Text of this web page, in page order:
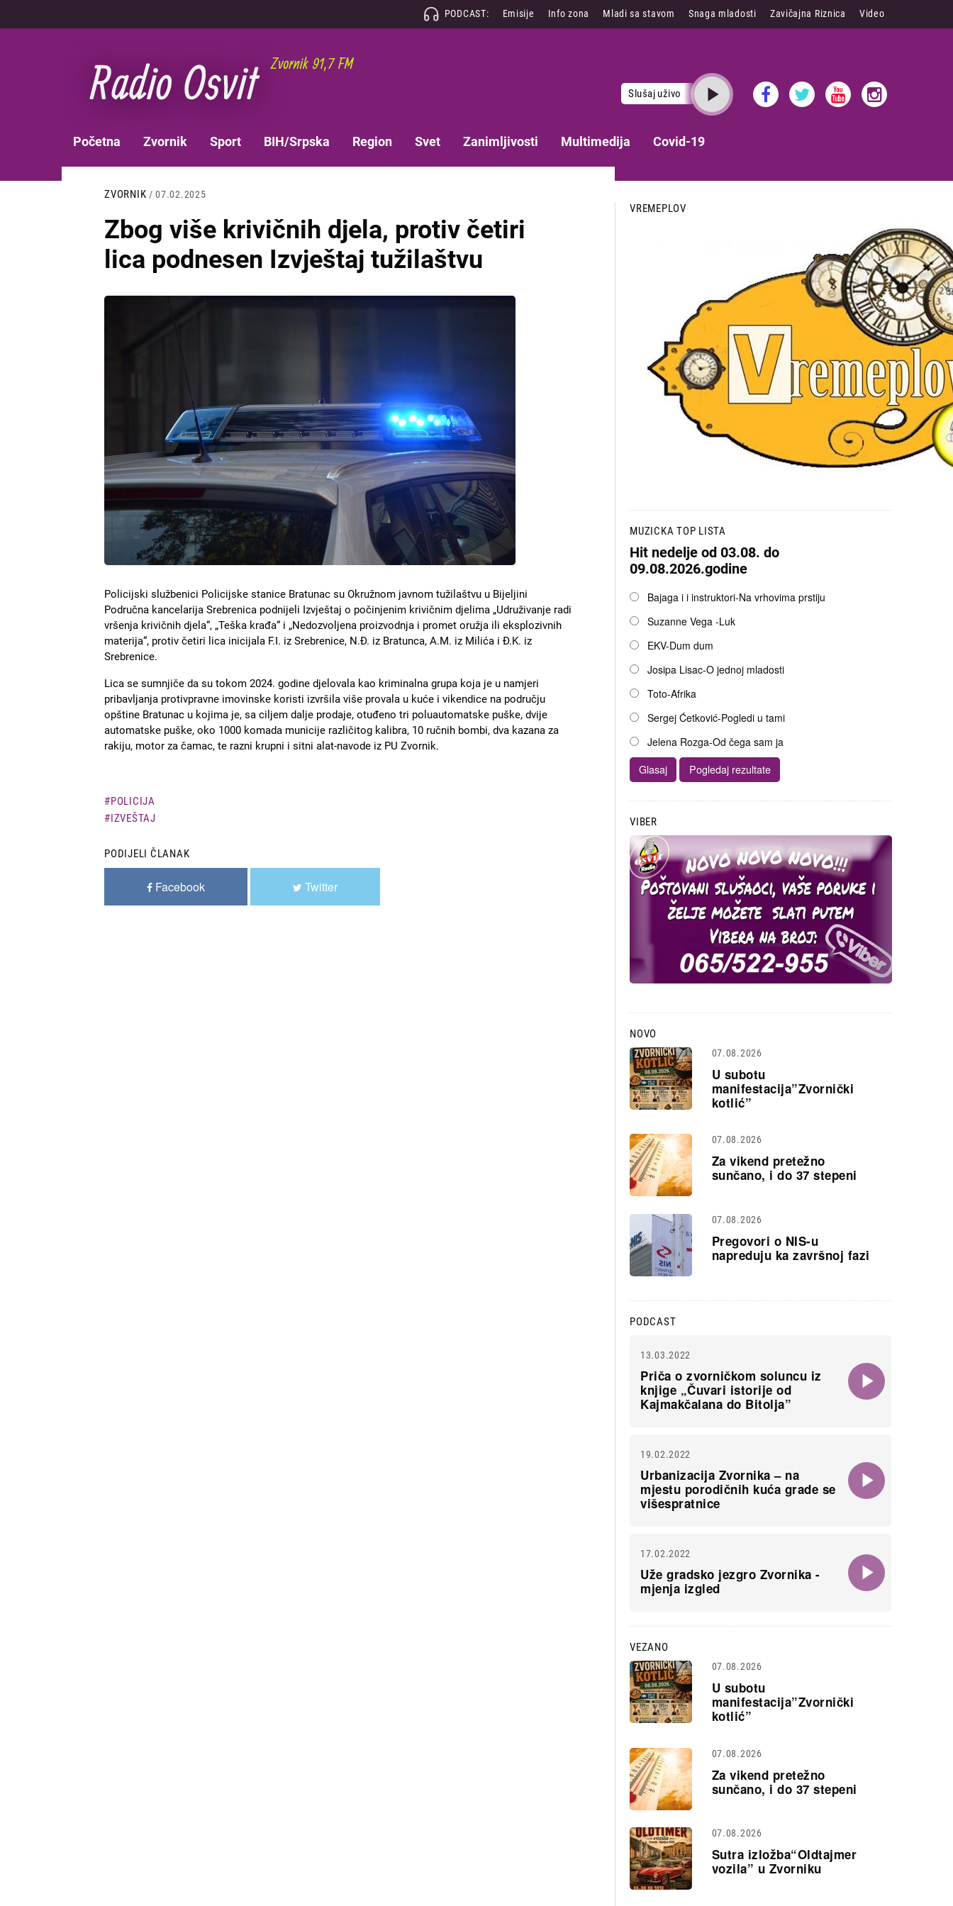
na
PODCAST: Emisije Info zona Mladi sa stavom Snaga mladosti Zavičajna Riznica Video
Slušaj uživo
NAVIGATION
Početna Zvornik Sport BIH/Srpska Region Svet Zanimljivosti Multimedija Covid-19
ZVORNIK / 07.02.2025
Zbog više krivičnih djela, protiv četiri
lica podnesen Izvještaj tužilaštvu
Slika
Policijski službenici Policijske stanice Bratunac su Okružnom javnom tužilaštvu u Bijeljini
Područna kancelarija Srebrenica podnijeli Izvještaj o počinjenim krivičnim djelima „Udruživanje radi
vršenja krivičnih djela“, „Teška krađa“ i „Nedozvoljena proizvodnja i promet oružja ili eksplozivnih
materija“, protiv četiri lica inicijala F.I. iz Srebrenice, N.Đ. iz Bratunca, A.M. iz Milića i Đ.K. iz
Srebrenice.
Lica se sumnjiče da su tokom 2024. godine djelovala kao kriminalna grupa koja je u namjeri
pribavljanja protivpravne imovinske koristi izvršila više provala u kuće i vikendice na području
opštine Bratunac u kojima je, sa ciljem dalje prodaje, otuđeno tri poluautomatske puške, dvije
automatske puške, oko 1000 komada municije različitog kalibra, 10 ručnih bombi, dva kazana za
rakiju, motor za čamac, te razni krupni i sitni alat-navode iz PU Zvornik.
POLICIJA
IZVEŠTAJ
PODIJELI ČLANAK
Facebook Twitter
VREMEPLOV
MUZICKA TOP LISTA
Hit nedelje od 03.08. do
09.08.2026.godine
OpcijeBajaga i i instruktori-Na vrhovima prstiju
Suzanne Vega -Luk
EKV-Dum dum
Josipa Lisac-O jednoj mladosti
Toto-Afrika
Sergej Ćetković-Pogledi u tami
Jelena Rozga-Od čega sam ja
VIBER
NOVO
07.08.2026
U subotu
manifestacija”Zvornički
kotlić”
07.08.2026
Za vikend pretežno
sunčano, i do 37 stepeni
07.08.2026
Pregovori o NIS-u
napreduju ka završnoj fazi
PODCAST
13.03.2022
Priča o zvorničkom soluncu iz
knjige „Čuvari istorije od
Kajmakčalana do Bitolja”
19.02.2022
Urbanizacija Zvornika – na
mjestu porodičnih kuća grade se
višespratnice
17.02.2022
Uže gradsko jezgro Zvornika -
mjenja izgled
VEZANO
07.08.2026
U subotu
manifestacija”Zvornički
kotlić”
07.08.2026
Za vikend pretežno
sunčano, i do 37 stepeni
07.08.2026
Sutra izložba“Oldtajmer
vozila” u Zvorniku